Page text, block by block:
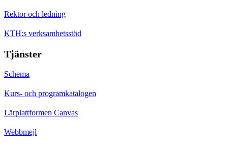
Rektor och ledning
KTH:s verksamhetsstöd
Tjänster
Schema
Kurs- och programkatalogen
Lärplattformen Canvas
Webbmejl